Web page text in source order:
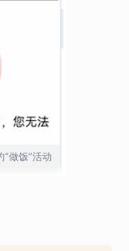
“做饭”活动